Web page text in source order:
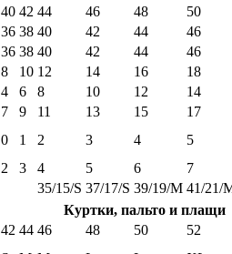
40 42 44 46 48
50
36 38 40 42 44
46
36 38 40 42 44
46
8 10 12 14 16
18
4 6 8 10 12
14
7 9 11 13 15
17
0 1 2 3 4
5
2 3 4 5 6
7
35/15/S 37/17/S 39/19/M 41/21/
Куртки, пальто и плащи
42 44 46 48 50
52